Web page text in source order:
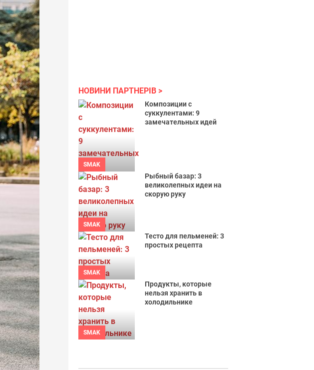
НОВИНИ ПАРТНЕРІВ
SMAK
Композиции с
суккулентами: 9
замечательных идей
SMAK
Рыбный базар: 3
великолепных идеи на
скорую руку
SMAK
Тесто для пельменей: 3
простых рецепта
SMAK
Продукты, которые
нельзя хранить в
холодильнике